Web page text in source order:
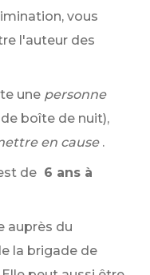
vous
l'auteur des
une personne
boîte de nuit),
en cause .
de 6 ans à
auprès du
la brigade de